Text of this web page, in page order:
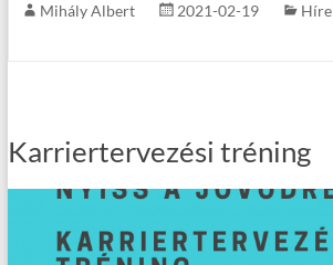
Mihály Albert 2021-02-19
Karriertervezési tréning